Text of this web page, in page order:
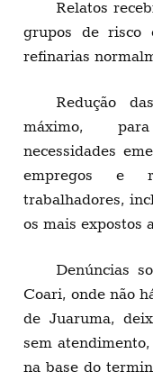
Relatos
grupos de risco
refinarias
Redução
máximo,
necessidades
empregos e
trabalhadores,
os mais expostos
Denúncias
Coari, onde não
de Juaruma,
sem
na base do